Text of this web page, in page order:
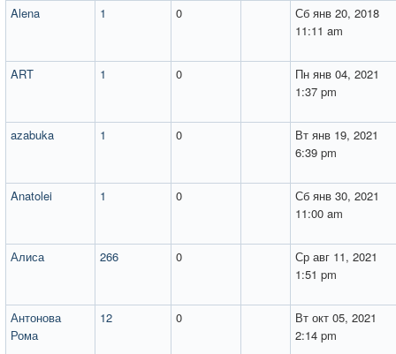
Alena 1 0
Сб янв 20, 2018
11:11 am
ART 1 0
Пн янв 04, 2021
1:37 pm
azabuka 1 0
Вт янв 19, 2021
6:39 pm
Anatolei 1 0
Сб янв 30, 2021
11:00 am
Алиса 266 0
Ср авг 11, 2021
1:51 pm
Антонова
Рома
12 0
Вт окт 05, 2021
2:14 pm